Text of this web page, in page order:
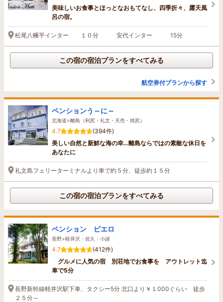
美味しいお食事とほっとなおもてなし、四季折々、露天風
呂の宿。
松尾八幡平インター １０分 安代インター 15分
この宿の宿泊プランをすべてみる
航空券付プランから探す
ペンションう～に～
北海道>離島（利尻・礼文・天売・焼尻）
4.7
(394件)
美しい自然と新鮮な海の幸…離島ならではの素敵な休日を
あなたに
礼文島フェリーターミナルより車で約５分、徒歩約１５分
この宿の宿泊プランをすべてみる
ペンション ピエロ
長野>軽井沢・佐久・小諸
4.7
(412件)
グルメに人気の宿 別荘地でお食事を アウトレット迄
車で5分
長野新幹線軽井沢駅下車、タクシー5分 北口より￥１000ぐらい 徒歩
２５分～